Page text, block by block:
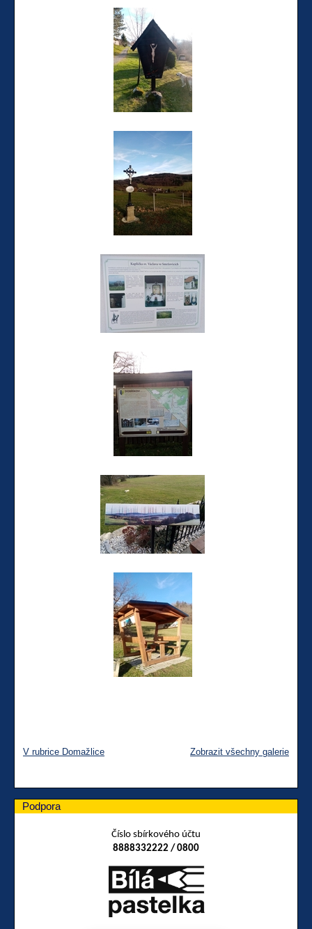
V rubrice Domažlice Zobrazit všechny galerie
Podpora
Číslo sbírkového účtu
8888332222 / 0800